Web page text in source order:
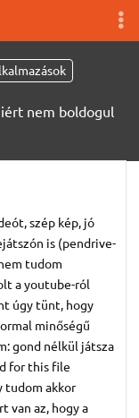
nem boldogul
szép kép, jó
is (pendrive-
tudom
a youtube-ról
úgy tünt, hogy
minőségű
gond nélkül játsza
for this file
tudom akkor
van az, hogy a